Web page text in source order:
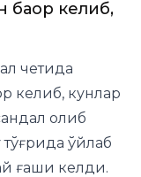
келиб,
четида
келиб, кунлар
олиб
ўйлаб
ғаши келди.